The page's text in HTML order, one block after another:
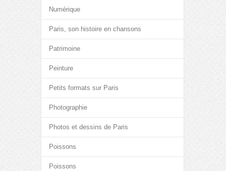
Numérique
Paris, son histoire en chansons
Patrimoine
Peinture
Petits formats sur Paris
Photographie
Photos et dessins de Paris
Poissons
Poissons